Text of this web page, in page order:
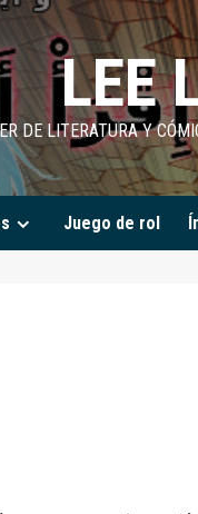
LEE
DE LITERATURA Y
Juego de rol